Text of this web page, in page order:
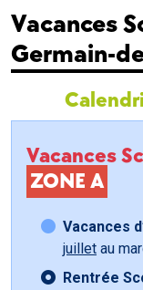
Vacances
Germain-
Vacances
ZONE A
Vacances
juillet au
Rentrée